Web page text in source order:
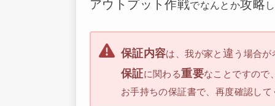
アウトプット作戦でなんとか攻略
保証内容は、我が家と 違 う場合が
保証に関わる重要なことですので、
お手持ちの保証書で、再度確認して